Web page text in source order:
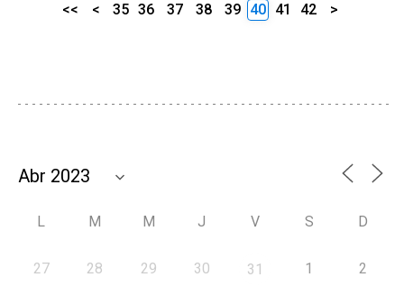
<< < 35 36 37 38 39 40 41 42 >
L M M J V S D
27 28 29 30 31 1 2